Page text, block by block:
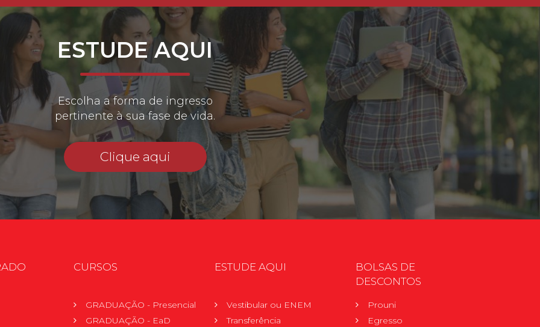
ESTUDE AQUI
Escolha a forma de ingresso
pertinente à sua fase de vida.
Clique aqui
CURSOS
GRADUAÇÃO - Presencial
GRADUAÇÃO - EaD
ESTUDE AQUI
Vestibular ou ENEM
Transferência
BOLSAS DE
DESCONTOS
Prouni
Egresso